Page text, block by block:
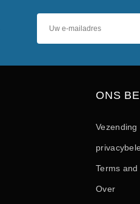
ONS
Vezending
Terms
Over